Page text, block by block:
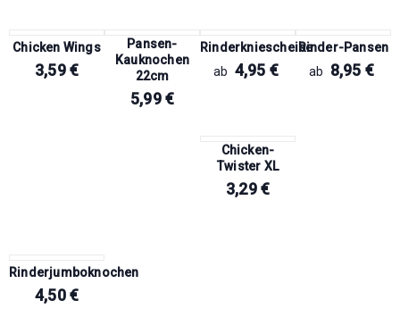
Chicken Wings
3,59€
Pansen-
Kauknochen
22cm
5,99€
Rinderkniescheibe
ab 4,95 €
Rinder-Pansen
ab
8,95 €
Chicken-
Twister XL
3,29€
Rinderjumboknochen
4,50€